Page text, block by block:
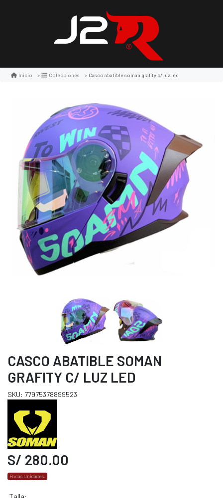
Inicio Colecciones Casco abatible soman grafity c/ luz led
CASCO ABATIBLE SOMAN
GRAFITY C/ LUZ LED
SKU: 77975378899523
S/ 280.00
Pocas Unidades.